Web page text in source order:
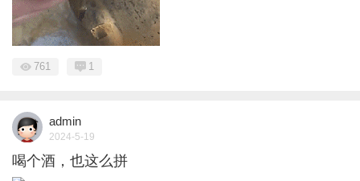
761 1
admin
2024-5-19
喝个酒，也这么拼